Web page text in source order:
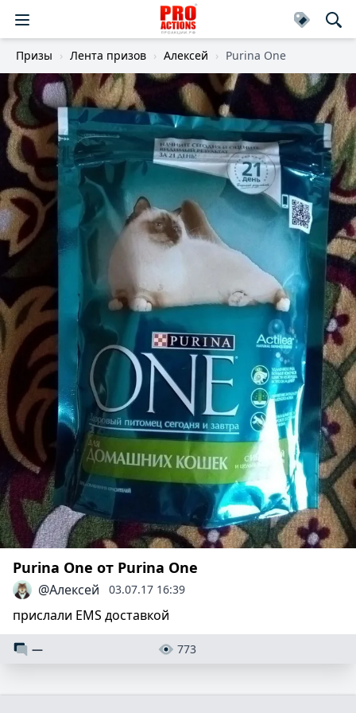
Призы Лента призов Алексей Purina One
Purina One от Purina One
@Алексей 03.07.17 16:39
прислали EMS доставкой
— 773